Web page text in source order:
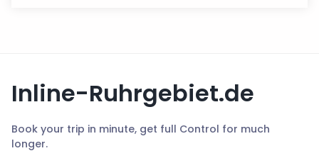
Inline-Ruhrgebiet.de
Book your trip in minute, get full Control for much
longer.